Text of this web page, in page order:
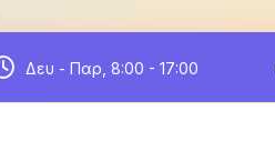
Δευ - Παρ, 8:00 - 17:00